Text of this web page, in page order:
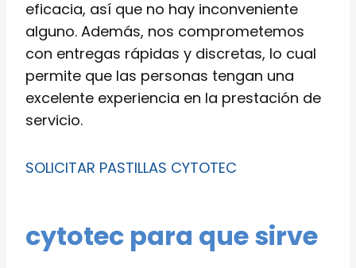
eficacia, así que no hay inconveniente
alguno. Además, nos comprometemos
con entregas rápidas y discretas, lo cual
permite que las personas tengan una
excelente experiencia en la prestación de
servicio.
SOLICITAR PASTILLAS CYTOTEC
cytotec para que sirve